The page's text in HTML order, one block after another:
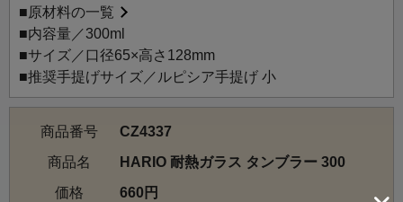
■原材料の一覧
■内容量／300ml
■サイズ／口径65×高さ128mm
■推奨手提げサイズ／ルピシア手提げ 小
商品番号
CZ4337
商品名
HARIO 耐熱ガラス タンブラー 300
価格
660円